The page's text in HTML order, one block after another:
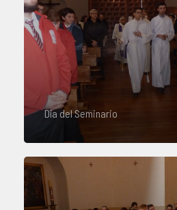
Día del Seminario